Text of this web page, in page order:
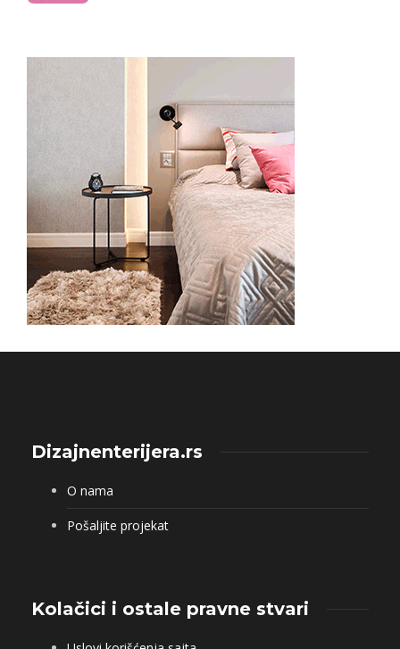
Dizajnenterijera.rs
O nama
Pošaljite projekat
Kolačici i ostale pravne stvari